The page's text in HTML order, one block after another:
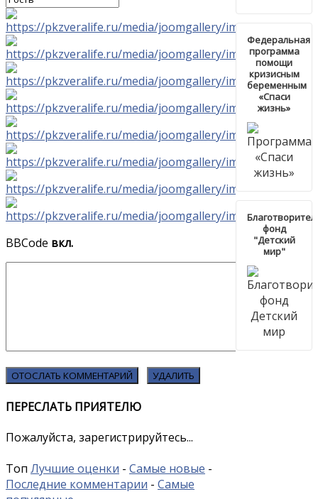
BBCode вкл.
ПЕРЕСЛАТЬ ПРИЯТЕЛЮ
Пожалуйста, зарегистрируйтесь...
Топ Лучшие оценки - Самые новые -
Последние комментарии - Самые
Федеральная
программа
помощи
кризисным
беременным
«Спаси
жизнь»
фонд
"Детский
мир"